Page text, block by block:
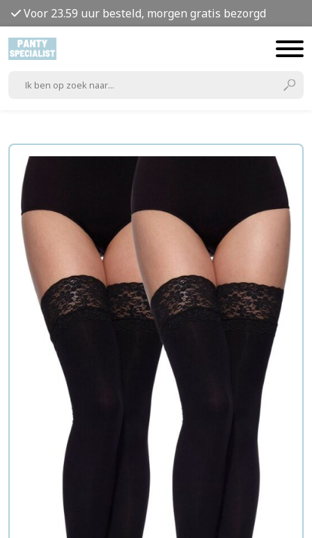
Voor 23.59 uur besteld, morgen gratis bezorgd